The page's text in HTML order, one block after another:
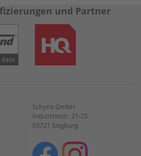
und Partner
Schyns GmbH
Industriestr. 21-25
53721 Siegburg